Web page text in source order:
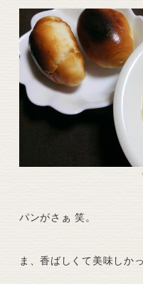
パンがさぁ 笑。
ま、香ばしくて美味しか